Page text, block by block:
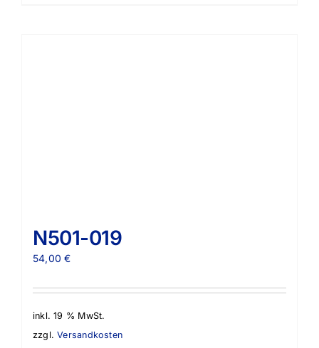
N501-019
54,00€
inkl. 19 % MwSt.
zzgl.Versandkosten